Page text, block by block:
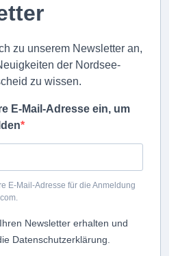
zu unserem Newsletter an,
der Nordsee-
zu wissen.
E-Mail-Adresse ein, um
E-Mail-Adresse für die Anmeldung
Newsletter erhalten und
Datenschutzerklärung.